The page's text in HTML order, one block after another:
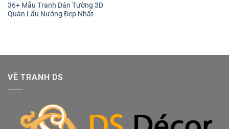
36+ Mẫu Tranh Dán Tường 3D
Quán Lẩu Nướng Đẹp Nhất
VỀ TRANH DS